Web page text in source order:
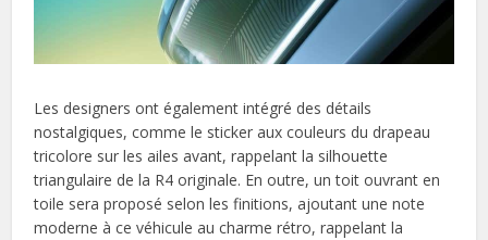
Les designers ont également intégré des détails
nostalgiques, comme le sticker aux couleurs du drapeau
tricolore sur les ailes avant, rappelant la silhouette
triangulaire de la R4 originale. En outre, un toit ouvrant en
toile sera proposé selon les finitions, ajoutant une note
moderne à ce véhicule au charme rétro, rappelant la